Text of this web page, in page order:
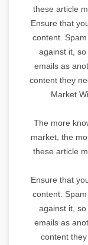
these article
Ensure that
content.
against it,
emails as
content they
Market
The more
market, the
these article
Ensure that
content.
against it,
emails as
content